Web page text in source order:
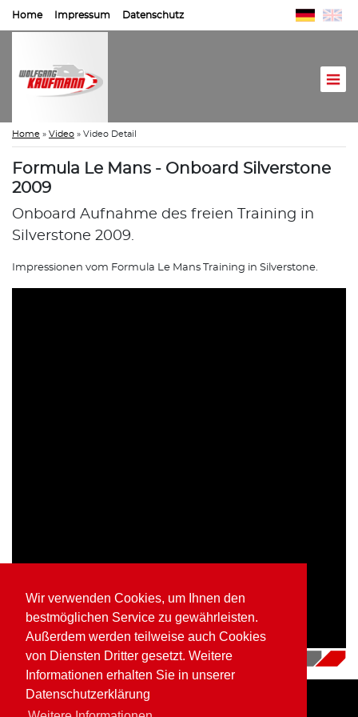
Wir verwenden Cookies, um Ihnen den
bestmöglichen Service zu gewährleisten.
Außerdem werden teilweise auch Cookies
von Diensten Dritter gesetzt. Weitere
Informationen erhalten Sie in unserer
Datenschutzerklärung
Home Impressum Datenschutz
Home » Video » Video Detail
Formula Le Mans - Onboard Silverstone
2009
Onboard Aufnahme des freien Training in
Silverstone 2009.
Impressionen vom Formula Le Mans Training in Silverstone.
16.07.2018